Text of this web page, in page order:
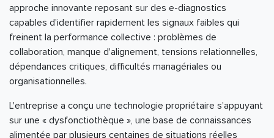
approche innovante reposant sur des e-diagnostics
capables d'identifier rapidement les signaux faibles qui
freinent la performance collective : problèmes de
collaboration, manque d'alignement, tensions relationnelles,
dépendances critiques, difficultés managériales ou
organisationnelles.
L'entreprise a conçu une technologie propriétaire s'appuyant
sur une « dysfonctiothèque », une base de connaissances
alimentée par plusieurs centaines de situations réelles